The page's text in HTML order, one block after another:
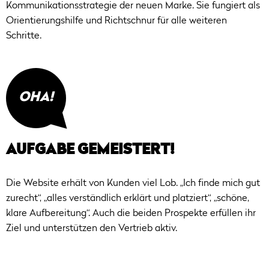
Kommunikationsstrategie der neuen Marke. Sie fungiert als
Orientierungshilfe und Richtschnur für alle weiteren
Schritte.
OHA!
AUFGABE GEMEISTERT!
Die Website erhält von Kunden viel Lob. „Ich finde mich gut
zurecht“, „alles verständlich erklärt und platziert“, „schöne,
klare Aufbereitung“. Auch die beiden Prospekte erfüllen ihr
Ziel und unterstützen den Vertrieb aktiv.